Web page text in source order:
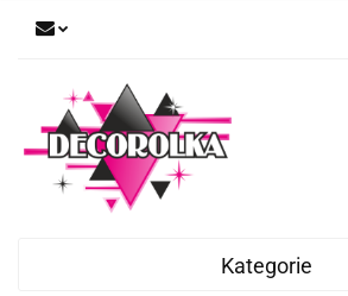
Kategorie